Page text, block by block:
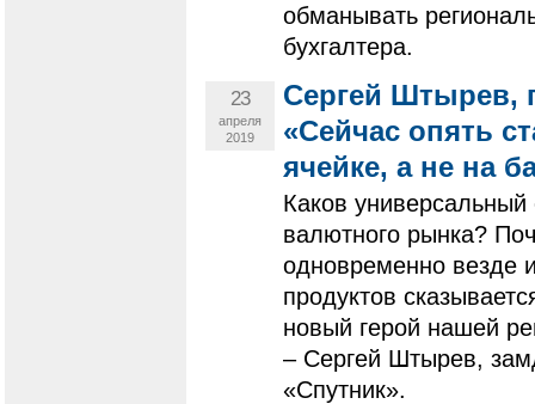
обманывать
бухгалтера.
23
апреля
2019
Сергей Штырев,
«Сейчас опять
ячейке, а не на
Каков универсальный
валютного рынка?
одновременно везде
продуктов
новый герой нашей
– Сергей Штырев,
«Спутник».